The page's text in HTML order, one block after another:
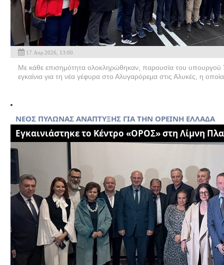
17 Απρ 2026, 13:00
Με κάθε επισημότητα ολοκληρώθηκαν, παρουσία του
εγκαίνια για τη νέα γέφυρα στο Αλυγαρόρεμα στις Αλυκές, η
NEOΣ ΠΥΛΩΝΑΣ ΑΝΑΠΤΥΞΗΣ ΓΙΑ ΤΗΝ ΟΡΕΙΝΗ ΕΛΛΑΔΑ
Εγκαινιάστηκε το Κέντρο «ΟΡΟΣ» στη Λίμνη